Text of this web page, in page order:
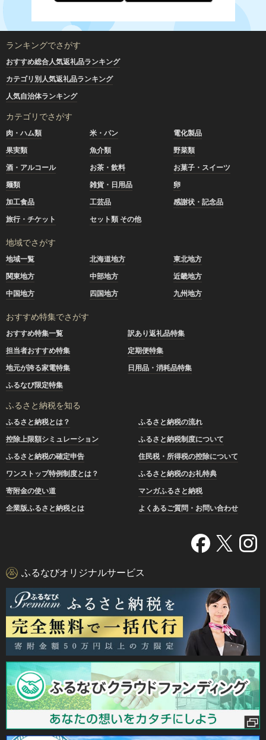
ランキングでさがす
おすすめ総合人気返礼品ランキング
カテゴリ別人気返礼品ランキング
人気自治体ランキング
カテゴリでさがす
肉・ハム類 米・パン
電化製品
果実類
魚介類
野菜類
酒・アルコール
お茶・飲料
お菓子・スイーツ
麺類
雑貨・日用品
卵
加工食品
工芸品
感謝状・記念品
旅行・チケット
セット類 その他
地域でさがす
地域一覧 北海道地方
東北地方
関東地方
中部地方
近畿地方
中国地方
四国地方 九州地方
おすすめ特集でさがす
おすすめ特集一覧
訳あり返礼品特集
担当者おすすめ特集
定期便特集
地元が誇る家電特集
日用品・消耗品特集
ふるなび限定特集
ふるさと納税を知る
ふるさと納税とは？
ふるさと納税の流れ
控除上限額シミュレーション
ふるさと納税制度について
ふるさと納税の確定申告
住民税・所得税の控除について
ワンストップ特例制度とは？
ふるさと納税のお礼特典
寄附金の使い道
マンガふるさと納税
企業版ふるさと納税とは
よくあるご質問・お問い合わせ
ふるなびオリジナルサービス